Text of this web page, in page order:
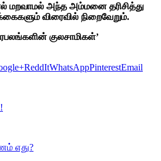
மறவாமல் அந்த அம்மனை தரிசித்து
விரைவில் நிறைவேறும்.
குலசாமிகள்’
ReddItWhatsAppPinterestEmail
எது?